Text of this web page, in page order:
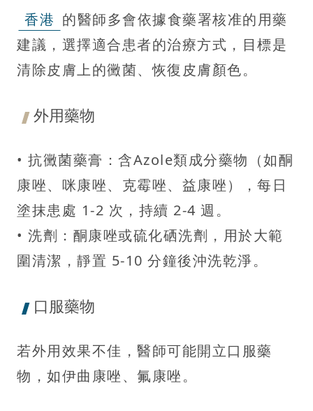
香港 的醫師多會依據食藥署核准的用藥
建議，選擇適合患者的治療方式，目標是
清除皮膚上的黴菌、恢復皮膚顏色。
外用藥物
• 抗黴菌藥膏：含Azole類成分藥物（如酮
康唑、咪康唑、克霉唑、益康唑），每日
塗抹患處 1-2 次，持續 2-4 週。
• 洗劑：酮康唑或硫化硒洗劑，用於大範
圍清潔，靜置 5-10 分鐘後沖洗乾淨。
口服藥物
若外用效果不佳，醫師可能開立口服藥
物，如伊曲康唑、氟康唑。